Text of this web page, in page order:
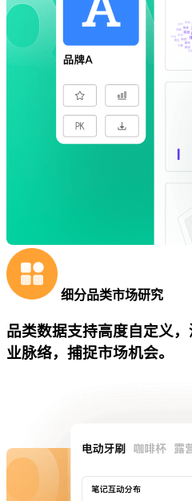
细分品类市场研究
品类数据支持高度自定义
业脉络，捕捉市场机会。